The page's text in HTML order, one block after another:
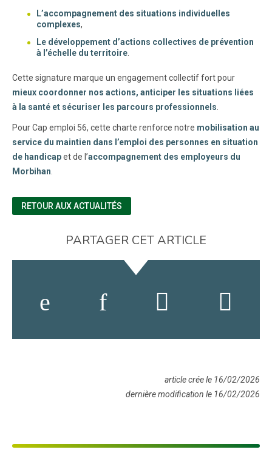
L’accompagnement des situations individuelles
complexes,
Le développement d’actions collectives de prévention
à l’échelle du territoire
Cette signature marque un engagement collectif fort pour
mieux coordonner nos actions, anticiper les situations liées
à la santé et sécuriser les parcours professionnels
Pour Cap emploi 56, cette charte renforce notre mobilisation au
service du maintien dans l’emploi des personnes en situation
de handicapet de l’accompagnement des employeurs du
Morbihan
RETOUR AUX ACTUALITÉS
PARTAGER CET ARTICLE
article crée le 16/02/2026
dernière modification le 16/02/2026